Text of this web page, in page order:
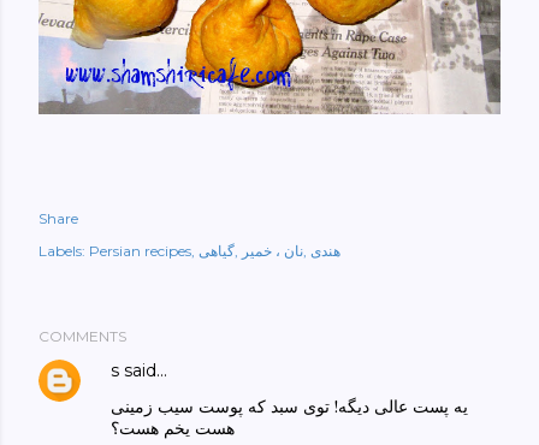
Share
Labels: Persian recipes گیاهی نان ، خمیر هندی
COMMENTS
s said…
یه پست عالی دیگه! توی سبد که پوست سیب زمینی
هست یخم هست؟